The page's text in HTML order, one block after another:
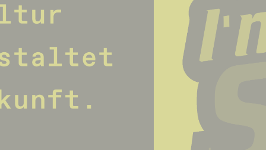
für den den direkten Austausch von